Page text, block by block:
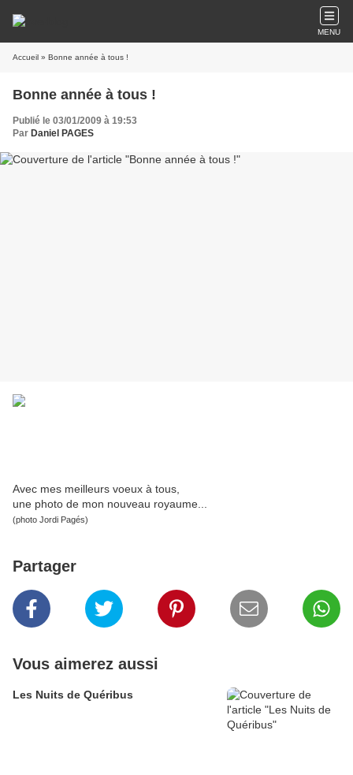
MENU
Accueil » Bonne année à tous !
Bonne année à tous !
Publié le 03/01/2009 à 19:53
Par Daniel PAGES
Avec mes meilleurs voeux à tous,
une photo de mon nouveau royaume...
(photo Jordi Pagés)
Partager
Vous aimerez aussi
Les Nuits de Quéribus